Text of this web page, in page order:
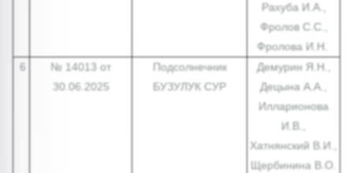
Рахуба И.А.,
Фролов С.С.,
Фролова И.Н.
6
№ 14013 от
30.06.2025
Подсолнечник
БУЗУЛУК СУР
Демурин Я.Н.,
Децына А.А.,
Илларионова
И.В.,
Хатнянский В.И.,
Щербинина В.О.